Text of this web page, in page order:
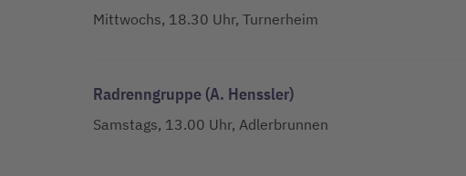
Mittwochs, 18.30 Uhr, Turnerheim
Radrenngruppe (A. Henssler)
Samstags, 13.00 Uhr, Adlerbrunnen